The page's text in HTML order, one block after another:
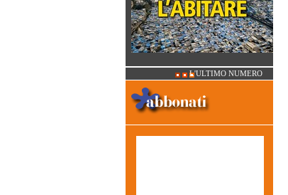
L'ULTIMO NUMERO